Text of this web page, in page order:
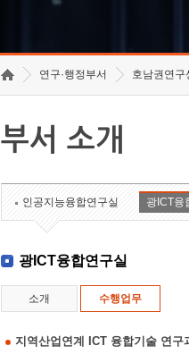
연구·행정부서 호남권연구
부서 소개
인공지능융합연구실 광ICT융
광ICT융합연구실
소개 수행업무
지역산업연계 ICT 융합기술 연구